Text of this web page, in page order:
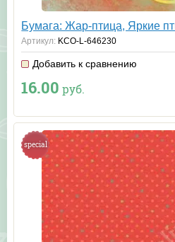
Бумага: Жар-птица, Яркие
Артикул: KCO-L-646230
Добавить к сравнению
16.00 руб.
special